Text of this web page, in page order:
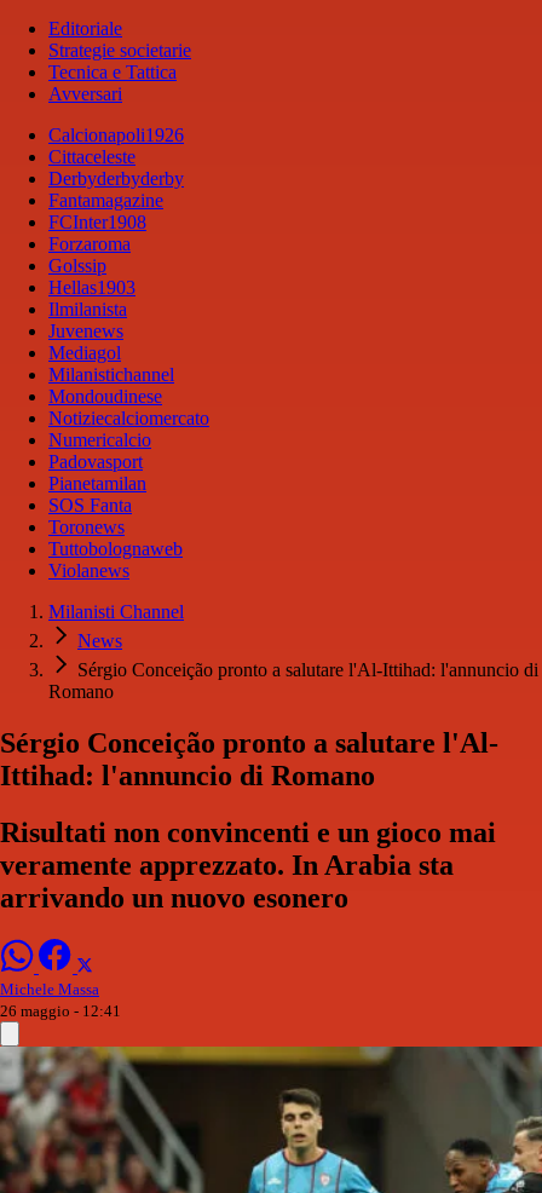
Editoriale
Strategie societarie
Tecnica e Tattica
Avversari
Calcionapoli1926
Cittaceleste
Derbyderbyderby
Fantamagazine
FCInter1908
Forzaroma
Golssip
Hellas1903
Ilmilanista
Juvenews
Mediagol
Milanistichannel
Mondoudinese
Notiziecalciomercato
Numericalcio
Padovasport
Pianetamilan
SOS Fanta
Toronews
Tuttobolognaweb
Violanews
Milanisti Channel
News
Sérgio Conceição pronto a salutare l'Al-Ittihad: l'annuncio di
Romano
Sérgio Conceição pronto a salutare l'Al-
Ittihad: l'annuncio di Romano
Risultati non convincenti e un gioco mai
veramente apprezzato. In Arabia sta
arrivando un nuovo esonero
Michele Massa
26 maggio - 12:41